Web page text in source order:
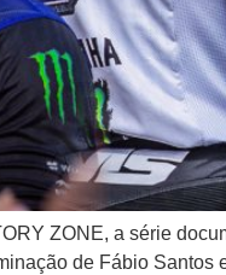
ZONE, a série
de Fábio